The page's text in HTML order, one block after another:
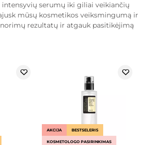
serumų iki giliai veikiančių
mūsų kosmetikos veiksmingumą ir
rezultatų ir atgauk pasitikėjimą
AKCIJA BESTSELERIS
KOSMETOLOGO PASIRINKIMAS